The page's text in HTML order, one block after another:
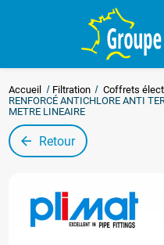
Accueil Filtration Coffrets
RENFORCÉ ANTICHLORE ANTI
METRE LINEAIRE
Retour
Panneau de gestion des